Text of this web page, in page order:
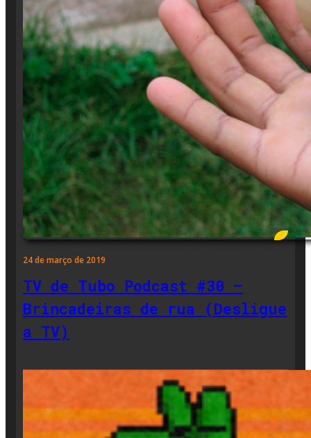
24 de março de 2019
TV de Tubo Podcast #30 –
Brincadeiras de rua (Desligue
a TV)